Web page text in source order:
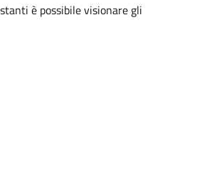
è possibile visionare gli